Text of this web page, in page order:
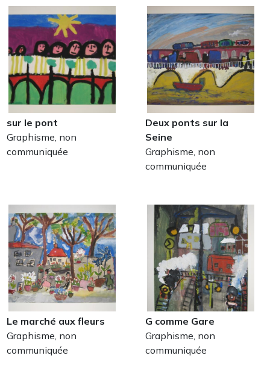
sur le pont
Graphisme, non
communiquée
Deux ponts sur la
Seine
Graphisme, non
communiquée
Le marché aux fleurs
Graphisme, non
communiquée
G comme Gare
Graphisme, non
communiquée